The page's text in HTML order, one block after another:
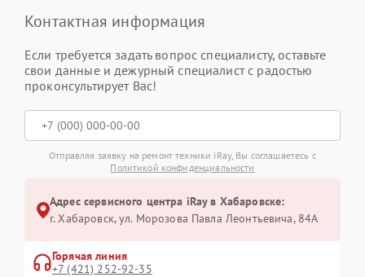
Контактная информация
Если требуется задать вопрос специалисту, оставьте
свои данные и дежурный специалист с радостью
проконсультирует Вас!
Отправляя заявку на ремонт техники iRay, Вы соглашаетесь с
Политикой конфиденциальности
Адрес сервисного центра iRay в Хабаровске:
г. Хабаровск, ул. Морозова Павла Леонтьевича, 84А
Горячая линия
+7 (421) 252-92-35